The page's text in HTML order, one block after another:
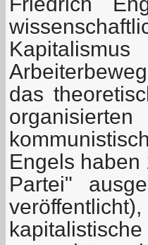
das
Engels
Partei"